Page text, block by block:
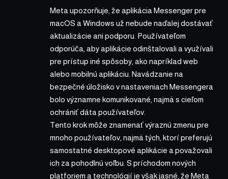
Meta upozorňuje, že aplikácia Messenger pre
macOS a Windows už nebude naďalej dostávať
aktualizácie ani podporu. Používateľom
odporúča, aby aplikácie odinštalovali a využívali
pre prístup iné spôsoby, ako napríklad web
alebo mobilnú aplikáciu. Navádzanie na
bezpečné úložisko v nastaveniach Messengera
bolo významne komunikované, najmä s cieľom
ochrániť dáta používateľov.
Tento krok môže znamenať výraznú zmenu pre
mnoho používateľov, najmä tých, ktorí preferujú
samostatné desktopové aplikácie a považovali
ich za pohodlnú voľbu. S príchodom nových
platforiem a technológií je však jasné, že Meta